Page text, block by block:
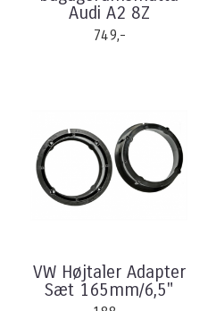
Audi A2 8Z
749,-
VW Højtaler Adapter
Sæt 165mm/6,5"